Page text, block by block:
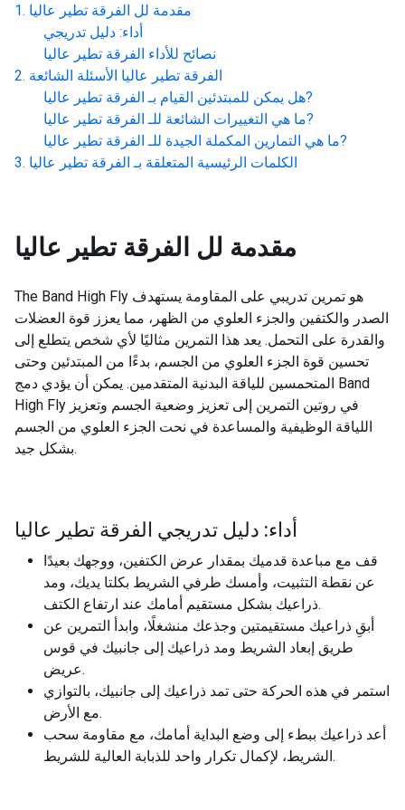
مقدمة لل الفرقة تطير عاليا
أداء: دليل تدريجي
نصائح للأداء الفرقة تطير عاليا
الفرقة تطير عاليا الأسئلة الشائعة
هل يمكن للمبتدئين القيام بـ الفرقة تطير عاليا
?
ما هي التغييرات الشائعة للـ الفرقة تطير عاليا
?
ما هي التمارين المكملة الجيدة للـ الفرقة تطير عاليا
?
الكلمات الرئيسية المتعلقة بـ الفرقة تطير عاليا
مقدمة لل الفرقة تطير عاليا
The Band High Fly هو تمرين تدريبي على المقاومة يستهدف
الصدر والكتفين والجزء العلوي من الظهر، مما يعزز قوة العضلات
والقدرة على التحمل. يعد هذا التمرين مثاليًا لأي شخص يتطلع إلى
تحسين قوة الجزء العلوي من الجسم، بدءًا من المبتدئين وحتى
المتحمسين للياقة البدنية المتقدمين. يمكن أن يؤدي دمج Band
High Fly في روتين التمرين إلى تعزيز وضعية الجسم وتعزيز
اللياقة الوظيفية والمساعدة في نحت الجزء العلوي من الجسم
بشكل جيد.
أداء: دليل تدريجي الفرقة تطير عاليا
قف مع مباعدة قدميك بمقدار عرض الكتفين، ووجهك بعيدًا
عن نقطة التثبيت، وأمسك طرفي الشريط بكلتا يديك، ومد
ذراعيك بشكل مستقيم أمامك عند ارتفاع الكتف.
أبقِ ذراعيك مستقيمتين وجذعك منشغلًا، وابدأ التمرين عن
طريق إبعاد الشريط ومد ذراعيك إلى جانبيك في قوس
عريض.
استمر في هذه الحركة حتى تمد ذراعيك إلى جانبيك، بالتوازي
مع الأرض.
أعد ذراعيك ببطء إلى وضع البداية أمامك، مع مقاومة سحب
الشريط، لإكمال تكرار واحد للذبابة العالية للشريط.